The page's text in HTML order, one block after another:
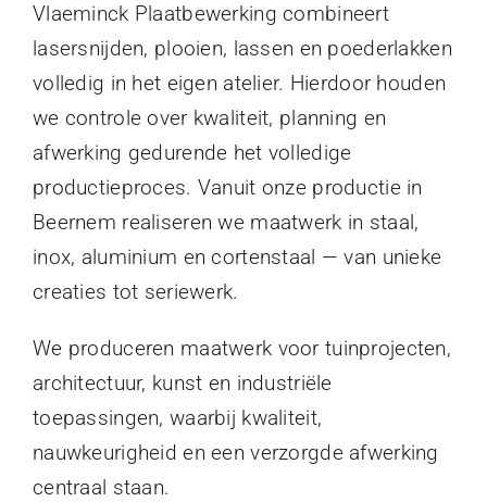
Vlaeminck Plaatbewerking combineert
lasersnijden, plooien, lassen en poederlakken
volledig in het eigen atelier. Hierdoor houden
we controle over kwaliteit, planning en
afwerking gedurende het volledige
productieproces. Vanuit onze productie in
Beernem realiseren we maatwerk in staal,
inox, aluminium en cortenstaal — van unieke
creaties tot seriewerk.
We produceren maatwerk voor tuinprojecten,
architectuur, kunst en industriële
toepassingen, waarbij kwaliteit,
nauwkeurigheid en een verzorgde afwerking
centraal staan.